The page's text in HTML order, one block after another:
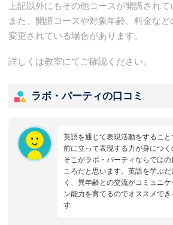
上記以外にもその他コースが開講されて
また、開講コースや対象年齢、料金な
変更されている場合があります。
詳しくは教室にてご確認ください。
ラボ・パーティの口コミ
英語を通じて表現活動をすること
前に立って表現する力が身につく
そこがラボ・パーティならではの
ころだと思います。英語を学ぶだ
く、異年齢との交流がコミュニケ
ン能力を育てるのでオススメでき
す